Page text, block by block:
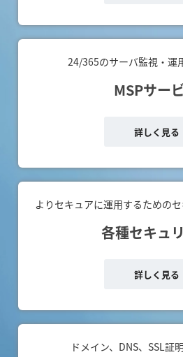
24/365のサーバ監視・運
MSPサー
詳しく見る
よりセキュアに運用するための
各種セキュ
詳しく見る
ドメイン、DNS、SSL証